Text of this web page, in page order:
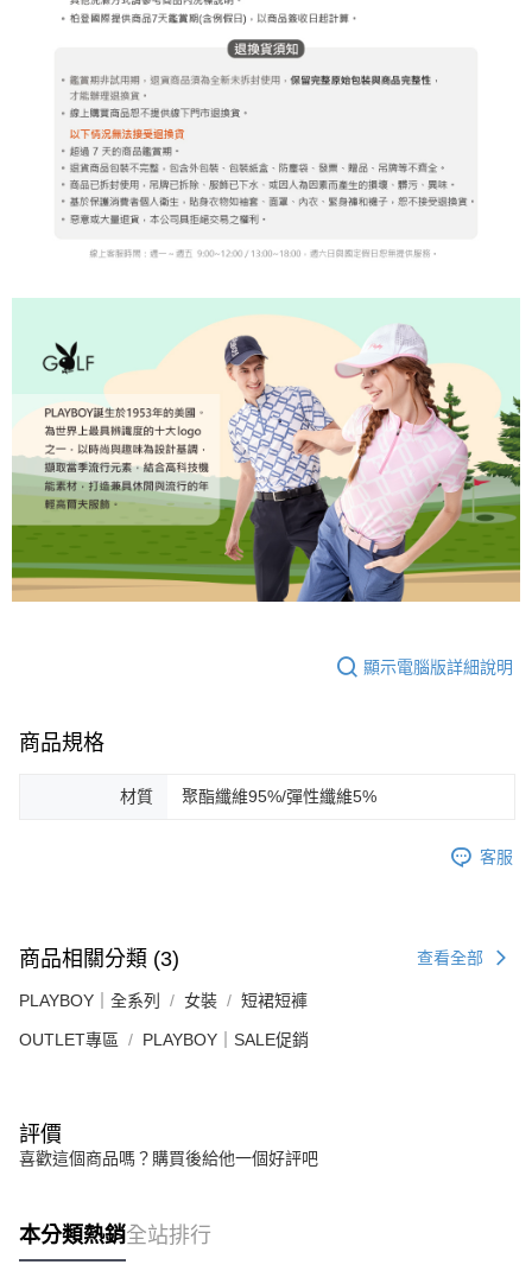
顯示電腦版詳細說明
商品規格
材質 聚酯纖維95%/彈性纖維5%
客服
商品相關分類 (3) 查看全部
PLAYBOY｜全系列 女裝 短裙短褲
OUTLET專區 PLAYBOY｜SALE促銷
評價
喜歡這個商品嗎？購買後給他一個好評吧
本分類熱銷全站排行